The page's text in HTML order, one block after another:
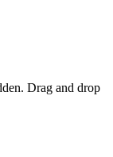
Drag and drop